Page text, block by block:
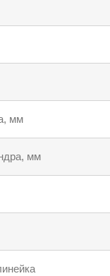
мм
мм